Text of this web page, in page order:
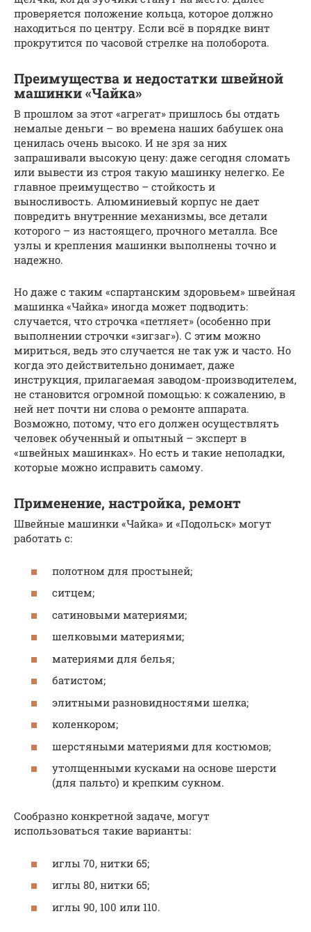
проверяется положение кольца, которое должно
находиться по центру. Если всё в порядке винт
прокрутится по часовой стрелке на полоборота.
Преимущества и недостатки швейной
машинки «Чайка»
В прошлом за этот «агрегат» пришлось бы отдать
немалые деньги – во времена наших бабушек она
ценилась очень высоко. И не зря за них
запрашивали высокую цену: даже сегодня сломать
или вывести из строя такую машинку нелегко. Ее
главное преимущество – стойкость и
выносливость. Алюминиевый корпус не дает
повредить внутренние механизмы, все детали
которого – из настоящего, прочного металла. Все
узлы и крепления машинки выполнены точно и
надежно.
Но даже с таким «спартанским здоровьем» швейная
машинка «Чайка» иногда может подводить:
случается, что строчка «петляет» (особенно при
выполнении строчки «зигзаг»). С этим можно
мириться, ведь это случается не так уж и часто. Но
когда это действительно донимает, даже
инструкция, прилагаемая заводом-производителем,
не становится огромной помощью: к сожалению, в
ней нет почти ни слова о ремонте аппарата.
Возможно, потому, что его должен осуществлять
человек обученный и опытный – эксперт в
«швейных машинках». Но есть и такие неполадки,
которые можно исправить самому.
Применение, настройка, ремонт
Швейные машинки «Чайка» и «Подольск» могут
работать с:
полотном для простыней;
ситцем;
сатиновыми материями;
шелковыми материями;
материями для белья;
батистом;
элитными разновидностями шелка;
коленкором;
шерстяными материями для костюмов;
утолщенными кусками на основе шерсти
(для пальто) и крепким сукном.
Сообразно конкретной задаче, могут
использоваться такие варианты:
иглы 70, нитки 65;
иглы 80, нитки 65;
иглы 90, 100 или 110.